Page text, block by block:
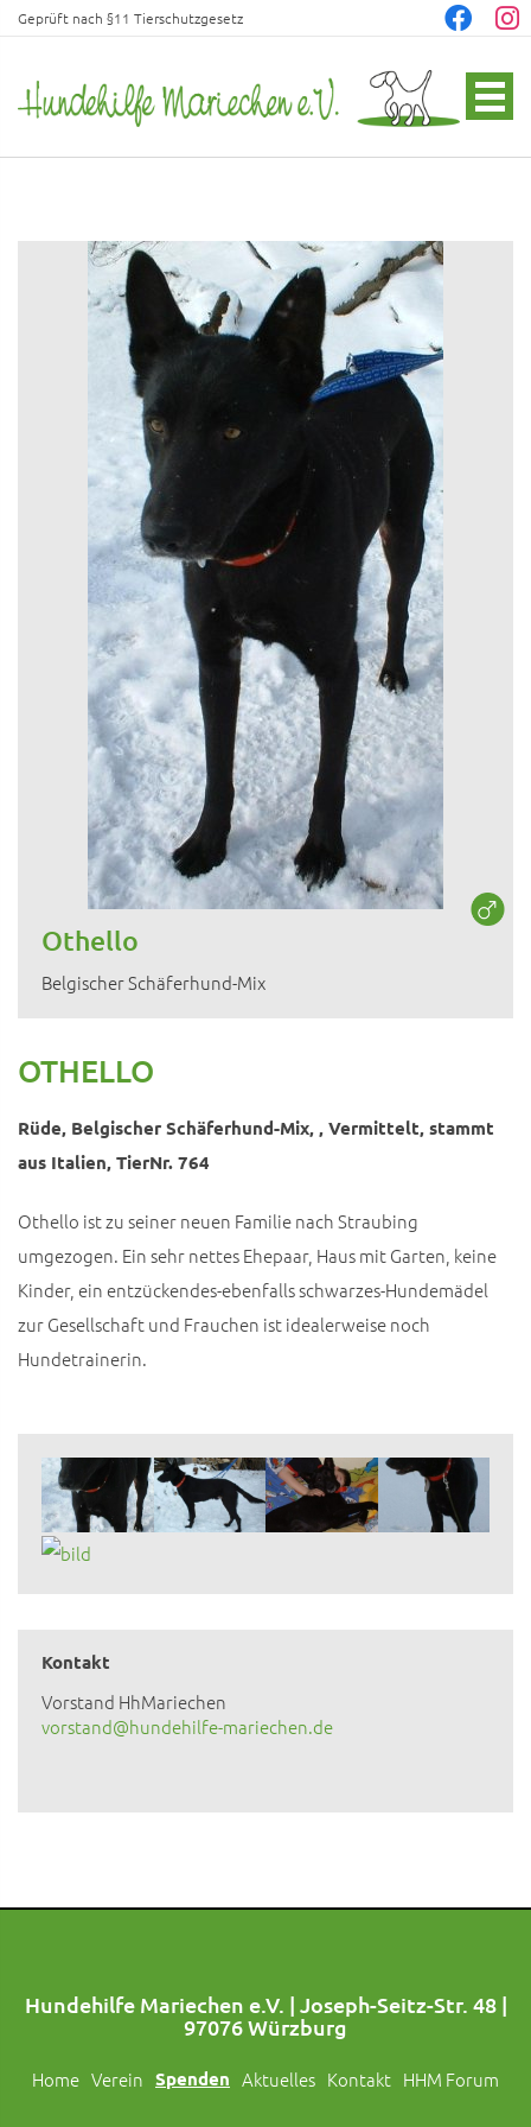
Geprüft nach §11 Tierschutzgesetz
Othello
Belgischer Schäferhund-Mix
OTHELLO
Rüde, Belgischer Schäferhund-Mix, , Vermittelt, stammt
aus Italien, TierNr. 764
Othello ist zu seiner neuen Familie nach Straubing
umgezogen. Ein sehr nettes Ehepaar, Haus mit Garten, keine
Kinder, ein entzückendes-ebenfalls schwarzes-Hundemädel
zur Gesellschaft und Frauchen ist idealerweise noch
Hundetrainerin.
Kontakt
Vorstand HhMariechen
vorstand@hundehilfe-mariechen.de
Hundehilfe Mariechen e.V. | Joseph-Seitz-Str. 48 |
97076 Würzburg
Home Verein Spenden Aktuelles Kontakt HHM Forum